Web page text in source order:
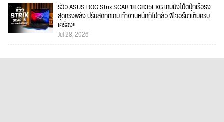
รีวิว ASUS ROG Strix SCAR 18 G835LXG เกมมิ่งโน้ตบุ๊กเรือธง
สุดทรงพลัง ปรับสุดทุกเกม ทำงานหนักก็ไม่กลัว ฟีเจอร์มาเต็มครบ
เครื่อง!!
Jul 28, 2026